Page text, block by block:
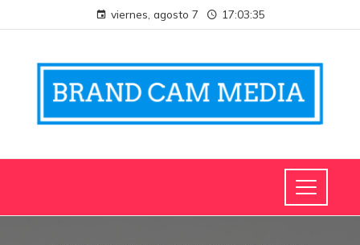
viernes, agosto 7 17:03:35